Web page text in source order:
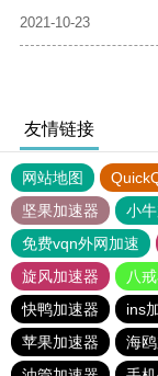
2021-10-23
友情链接
网站地图
坚果加速器
小
免费vqn外网加速
旋风加速器
八
快鸭加速器
ins
苹果加速器
海